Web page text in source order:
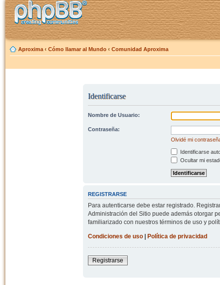
Aproxima ‹ Cómo llamar al Mundo ‹ Comunidad Aproxima
Identificarse
Nombre de Usuario:
Contraseña:
Olvidé mi
Identificarse
Ocultar mi
REGISTRARSE
Para autenticarse debe estar registrado.
Administración del Sitio puede además otorgar
familiarizado con nuestros términos de uso y
Condiciones de uso| Política de privacidad
Registrarse